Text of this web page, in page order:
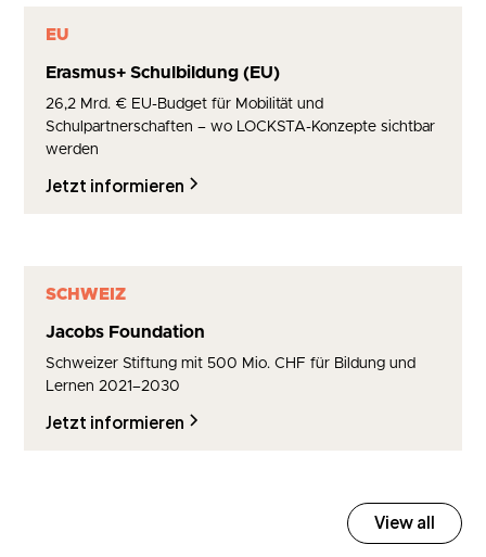
EU
Erasmus+ Schulbildung (EU)
26,2 Mrd. € EU-Budget für Mobilität und
Schulpartnerschaften – wo LOCKSTA-Konzepte sichtbar
werden
Jetzt informieren
SCHWEIZ
Jacobs Foundation
Schweizer Stiftung mit 500 Mio. CHF für Bildung und
Lernen 2021–2030
Jetzt informieren
View all